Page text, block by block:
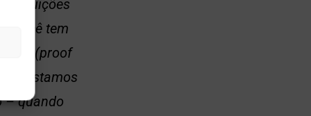
você tem
(proof
estamos
– quando